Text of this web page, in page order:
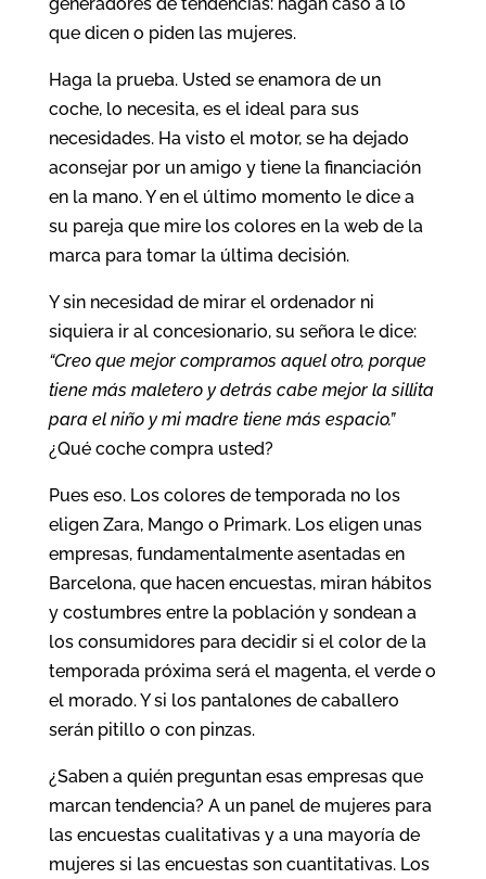
que dicen o piden las mujeres.
Haga la prueba. Usted se enamora de un
coche, lo necesita, es el ideal para sus
necesidades. Ha visto el motor, se ha dejado
aconsejar por un amigo y tiene la financiación
en la mano. Y en el último momento le dice a
su pareja que mire los colores en la web de la
marca para tomar la última decisión.
Y sin necesidad de mirar el ordenador ni
siquiera ir al concesionario, su señora le dice:
“Creo que mejor compramos aquel otro, porque
tiene más maletero y detrás cabe mejor la sillita
para el niño y mi madre tiene más espacio.”
¿Qué coche compra usted?
Pues eso. Los colores de temporada no los
eligen Zara, Mango o Primark. Los eligen unas
empresas, fundamentalmente asentadas en
Barcelona, que hacen encuestas, miran hábitos
y costumbres entre la población y sondean a
los consumidores para decidir si el color de la
temporada próxima será el magenta, el verde o
el morado. Y si los pantalones de caballero
serán pitillo o con pinzas.
¿Saben a quién preguntan esas empresas que
marcan tendencia? A un panel de mujeres para
las encuestas cualitativas y a una mayoría de
mujeres si las encuestas son cuantitativas. Los